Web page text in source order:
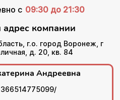
с 09:30 до 21:30
компании
г.о. город Воронеж, г
д. 20, кв. 84
Андреевна
366514775099/